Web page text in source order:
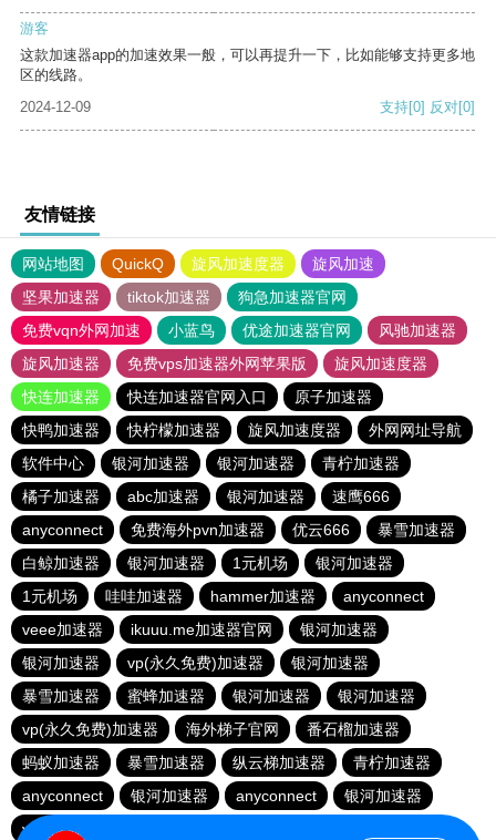
游客
这款加速器app的加速效果一般，可以再提升一下，比如能够支持更多地
区的线路。
2024-12-09
支持[0] 反对[0]
友情链接
网站地图 QuickQ 旋风加速度器
旋风加速
坚果加速器
tiktok加速器
狗急加速器官网
免费vqn外网加速
小蓝鸟 优途加速器官网
风驰加速器
旋风加速器
免费vps加速器外网苹果版
旋风加速度器
快连加速器
快连加速器官网入口
原子加速器
快鸭加速器
快柠檬加速器 旋风加速度器
外网网址导航
软件中心
银河加速器 银河加速器
青柠加速器
橘子加速器
abc加速器 银河加速器
速鹰666
anyconnect
免费海外pvn加速器 优云666
暴雪加速器
白鲸加速器
银河加速器 1元机场
银河加速器
1元机场
哇哇加速器 hammer加速器
anyconnect
veee加速器
ikuuu.me加速器官网
银河加速器
银河加速器
vp(永久免费)加速器
银河加速器
暴雪加速器
蜜蜂加速器 银河加速器
银河加速器
vp(永久免费)加速器
海外梯子官网
番石榴加速器
蚂蚁加速器
暴雪加速器 纵云梯加速器
青柠加速器
anyconnect
银河加速器 anyconnect
银河加速器
vp(永久免费)加速器